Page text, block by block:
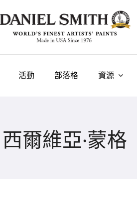
活動 部落格 資源
西爾維亞·蒙格